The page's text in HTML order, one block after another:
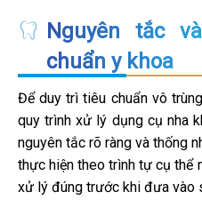
Nguyên tắc
chuẩn y khoa
Để duy trì tiêu chuẩn vô
quy trình xử lý dụng cụ nha
nguyên tắc rõ ràng và thống
thực hiện theo trình tự cụ thể
xử lý đúng trước khi đưa vào